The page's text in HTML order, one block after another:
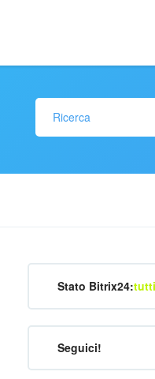
Stato Bitrix24:
Seguici!